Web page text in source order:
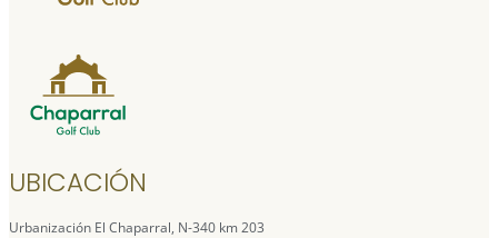
UBICACIÓN
Urbanización El Chaparral, N-340 km 203